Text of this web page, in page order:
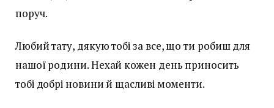
поруч.
Любий тату, дякую тобі за все, що ти робиш для
нашої родини. Нехай кожен день приносить
тобі добрі новини й щасливі моменти.